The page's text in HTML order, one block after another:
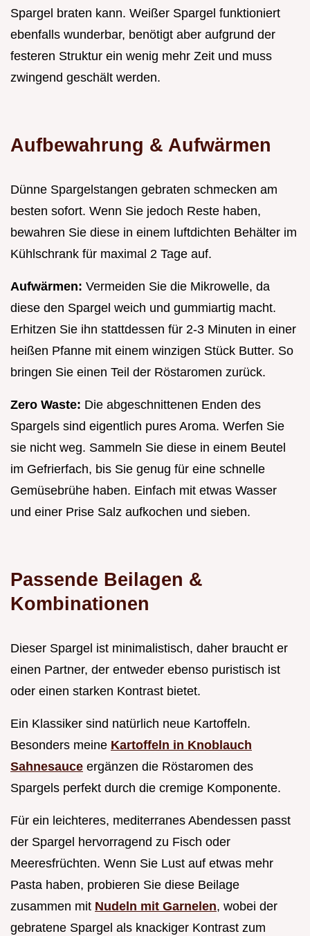
Spargel braten kann. Weißer Spargel funktioniert
ebenfalls wunderbar, benötigt aber aufgrund der
festeren Struktur ein wenig mehr Zeit und muss
zwingend geschält werden.
Aufbewahrung & Aufwärmen
Dünne Spargelstangen gebraten schmecken am
besten sofort. Wenn Sie jedoch Reste haben,
bewahren Sie diese in einem luftdichten Behälter im
Kühlschrank für maximal 2 Tage auf.
Aufwärmen: Vermeiden Sie die Mikrowelle, da
diese den Spargel weich und gummiartig macht.
Erhitzen Sie ihn stattdessen für 2-3 Minuten in einer
heißen Pfanne mit einem winzigen Stück Butter. So
bringen Sie einen Teil der Röstaromen zurück.
Zero Waste: Die abgeschnittenen Enden des
Spargels sind eigentlich pures Aroma. Werfen Sie
sie nicht weg. Sammeln Sie diese in einem Beutel
im Gefrierfach, bis Sie genug für eine schnelle
Gemüsebrühe haben. Einfach mit etwas Wasser
und einer Prise Salz aufkochen und sieben.
Passende Beilagen &
Kombinationen
Dieser Spargel ist minimalistisch, daher braucht er
einen Partner, der entweder ebenso puristisch ist
oder einen starken Kontrast bietet.
Ein Klassiker sind natürlich neue Kartoffeln.
Besonders meine Kartoffeln in Knoblauch
Sahnesauce ergänzen die Röstaromen des
Spargels perfekt durch die cremige Komponente.
Für ein leichteres, mediterranes Abendessen passt
der Spargel hervorragend zu Fisch oder
Meeresfrüchten. Wenn Sie Lust auf etwas mehr
Pasta haben, probieren Sie diese Beilage
zusammen mit Nudeln mit Garnelen, wobei der
gebratene Spargel als knackiger Kontrast zum